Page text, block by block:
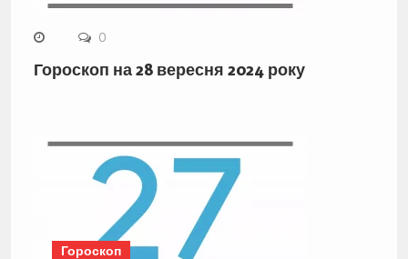
0
Гороскоп на 28 вересня 2024 року
Гороскоп